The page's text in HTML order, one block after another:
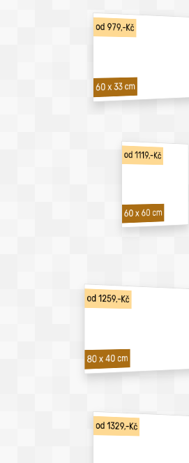
od 979,-Kč
60 x 33 cm
od 1119,-Kč
60 x 60 cm
od 1259,-Kč
80 x 40 cm
od 1329,-Kč